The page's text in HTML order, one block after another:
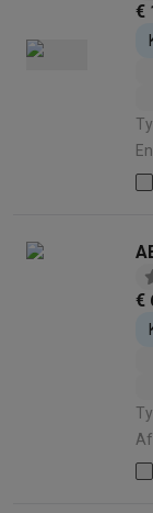
€
€